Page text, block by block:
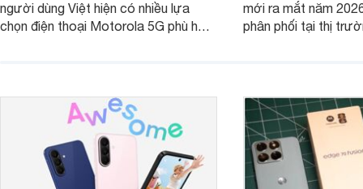
người dùng Việt hiện có nhiều lựa
chọn điện thoại Motorola 5G phù hợp
mới ra mắt năm
phân phối tại thị
trình giảm giá hấp
thêm một lựa chọn
người dùng Việt.